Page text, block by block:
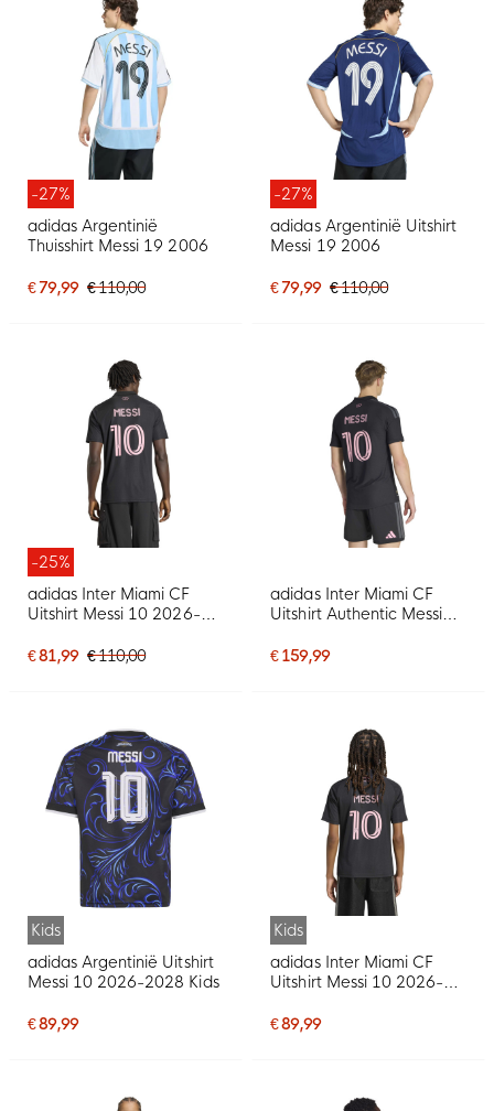
-27%
adidas Argentinië
Thuisshirt Messi 19 2006
€ 79,99 € 110,00
-27%
adidas Argentinië Uitshirt
Messi 19 2006
€ 79,99 € 110,00
-25%
adidas Inter Miami CF
Uitshirt Messi 10 2026-
€ 81,99 € 110,00
adidas Inter Miami CF
Uitshirt Authentic Messi
€ 159,99
Kids
adidas Argentinië Uitshirt
Messi 10 2026-2028 Kids
€ 89,99
Kids
adidas Inter Miami CF
Uitshirt Messi 10 2026-
€ 89,99